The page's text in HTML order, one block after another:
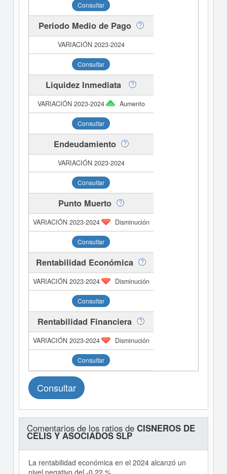
Consultar
Periodo Medio de Pago
Consultar
Liquidez Inmediata
Aumento
Consultar
Endeudamiento
Consultar
Punto Muerto
Disminución
Consultar
Rentabilidad Económica
Disminución
Consultar
Rentabilidad Financiera
Disminución
Consultar
Consultar
Comentarios de los ratios de CISNEROS DE
CELIS Y ASOCIADOS SLP
La rentabilidad económica en el 2024 alcanzó un